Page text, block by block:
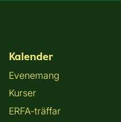
Kalender
Evenemang
Kurser
ERFA-träffar